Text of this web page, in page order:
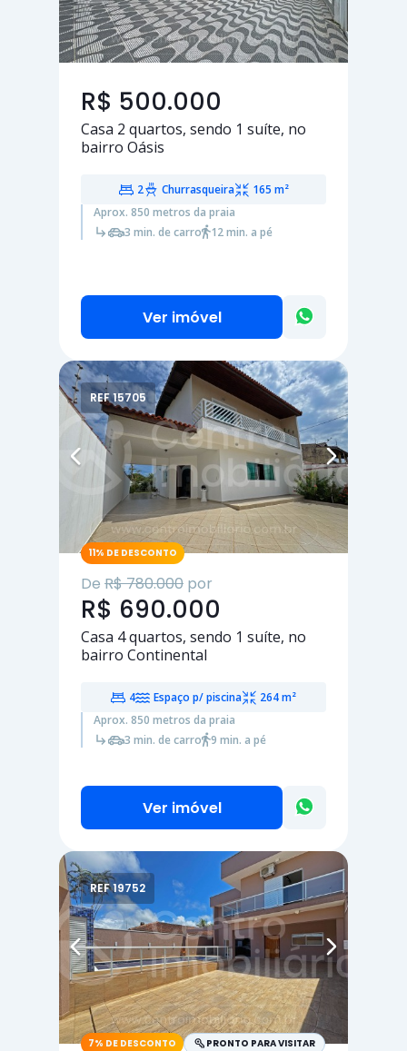
R$ 500.000
Casa 2 quartos, sendo 1 suíte, no
bairro Oásis
2 Churrasqueira
165 m²
Aprox. 850 metros da praia
3 min. de carro
12 min. a pé
Ver imóvel
REF 15705
11% DE DESCONTO
De R$ 780.000 por
R$ 690.000
Casa 4 quartos, sendo 1 suíte, no
bairro Continental
4 Espaço p/ piscina
264 m²
Aprox. 850 metros da praia
3 min. de carro
9 min. a pé
Ver imóvel
REF 19752
PRONTO PARA VISITAR
7% DE DESCONTO